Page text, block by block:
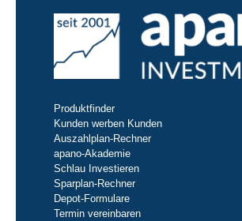
Produktfinder
Kunden werben Kunden
Auszahlplan-Rechner
apano-Akademie
Schlau Investieren
Sparplan-Rechner
Depot-Formulare
Termin vereinbaren